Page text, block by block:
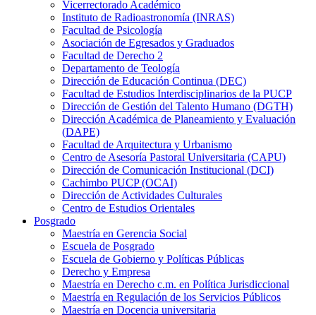
Vicerrectorado Académico
Instituto de Radioastronomía (INRAS)
Facultad de Psicología
Asociación de Egresados y Graduados
Facultad de Derecho 2
Departamento de Teología
Dirección de Educación Continua (DEC)
Facultad de Estudios Interdisciplinarios de la PUCP
Dirección de Gestión del Talento Humano (DGTH)
Dirección Académica de Planeamiento y Evaluación
(DAPE)
Facultad de Arquitectura y Urbanismo
Centro de Asesoría Pastoral Universitaria (CAPU)
Dirección de Comunicación Institucional (DCI)
Cachimbo PUCP (OCAI)
Dirección de Actividades Culturales
Centro de Estudios Orientales
Posgrado
Maestría en Gerencia Social
Escuela de Posgrado
Escuela de Gobierno y Políticas Públicas
Derecho y Empresa
Maestría en Derecho c.m. en Política Jurisdiccional
Maestría en Regulación de los Servicios Públicos
Maestría en Docencia universitaria